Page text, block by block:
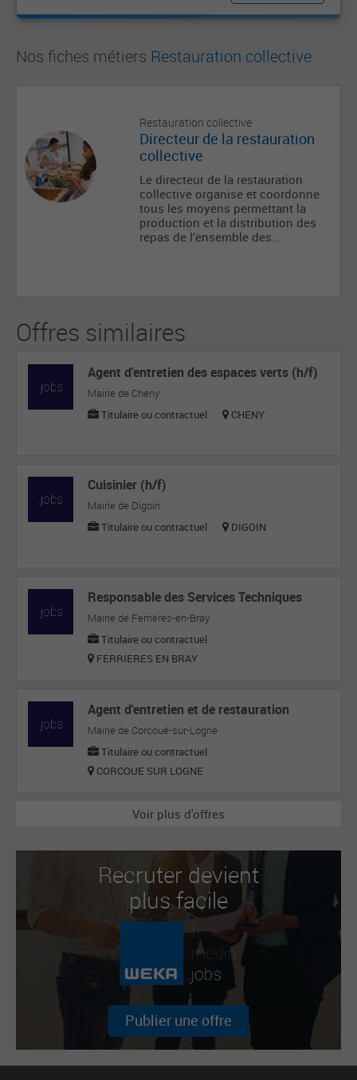
Nos fiches métiers Restauration collective
Restauration collective
Directeur de la restauration
collective
Le directeur de la restauration
collective organise et coordonne
tous les moyens permettant la
production et la distribution des
repas de l’ensemble des...
Offres similaires
Agent d'entretien des espaces verts (h/f)
Mairie de Cheny
Titulaire ou contractuel
CHENY
Cuisinier (h/f)
Mairie de Digoin
Titulaire ou contractuel
DIGOIN
Responsable des Services Techniques
Mairie de Ferrières-en-Bray
Titulaire ou contractuel
FERRIERES EN BRAY
Agent d'entretien et de restauration
Mairie de Corcoué-sur-Logne
Titulaire ou contractuel
CORCOUE SUR LOGNE
Voir plus d'offres
Recruter devient
plus facile
Publier une offre